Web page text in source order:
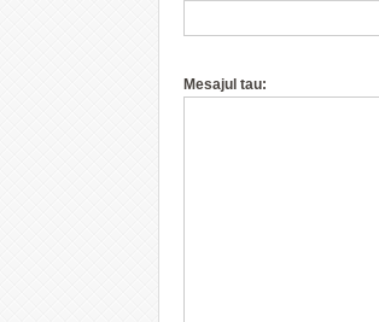
Mesajul tau: